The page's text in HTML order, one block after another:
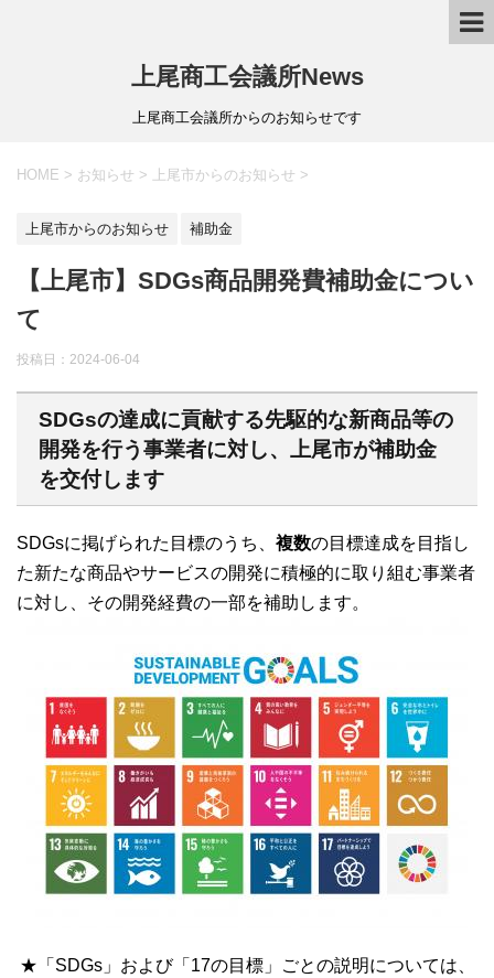
上尾商工会議所News
上尾商工会議所からのお知らせです
HOME > お知らせ > 上尾市からのお知らせ >
上尾市からのお知らせ 補助金
【上尾市】SDGs商品開発費補助金につい
て
投稿日： 2024-06-04
SDGsの達成に貢献する先駆的な新商品等の
開発を行う事業者に対し、上尾市が補助金
を交付します
SDGsに掲げられた目標のうち、 複数の目標達成を目指し
た新たな商品やサービスの開発に積極的に取り組む事業者
に対し、その開発経費の一部を補助します。
★「SDGs」および「17の目標」ごとの説明については、